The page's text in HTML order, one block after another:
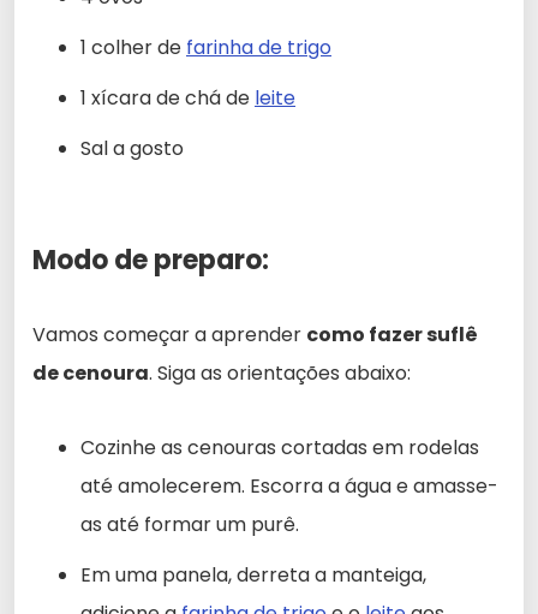
1 colher de farinha de trigo
1 xícara de chá de leite
Sal a gosto
Modo de preparo:
Vamos começar a aprender como fazer suflê
de cenoura. Siga as orientações abaixo:
Cozinhe as cenouras cortadas em rodelas
até amolecerem. Escorra a água e amasse-
as até formar um purê.
Em uma panela, derreta a manteiga,